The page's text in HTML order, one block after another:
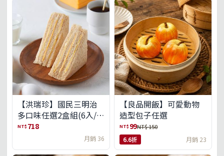
【洪瑞珍】國民三明治
多口味任選2盒組(6入/
盒)(免運)
NT$ 718
月銷 36
【良品開飯】可愛動物
造型包子任選
NT$ 99NT$ 150
6.6折 月銷 23